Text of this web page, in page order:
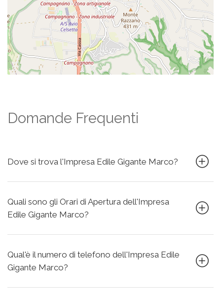
Domande Frequenti
Dove si trova l'Impresa Edile Gigante Marco?
Quali sono gli Orari di Apertura dell'Impresa
Edile Gigante Marco?
Qual'è il numero di telefono dell'Impresa Edile
Gigante Marco?